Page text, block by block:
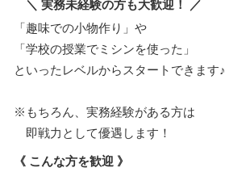
＼ 実務未経験の方も大歓迎！ ／
「趣味での小物作り」や
「学校の授業でミシンを使った」
といったレベルからスタートできます♪
※もちろん、実務経験がある方は
即戦力として優遇します！
《 こんな方を歓迎 》